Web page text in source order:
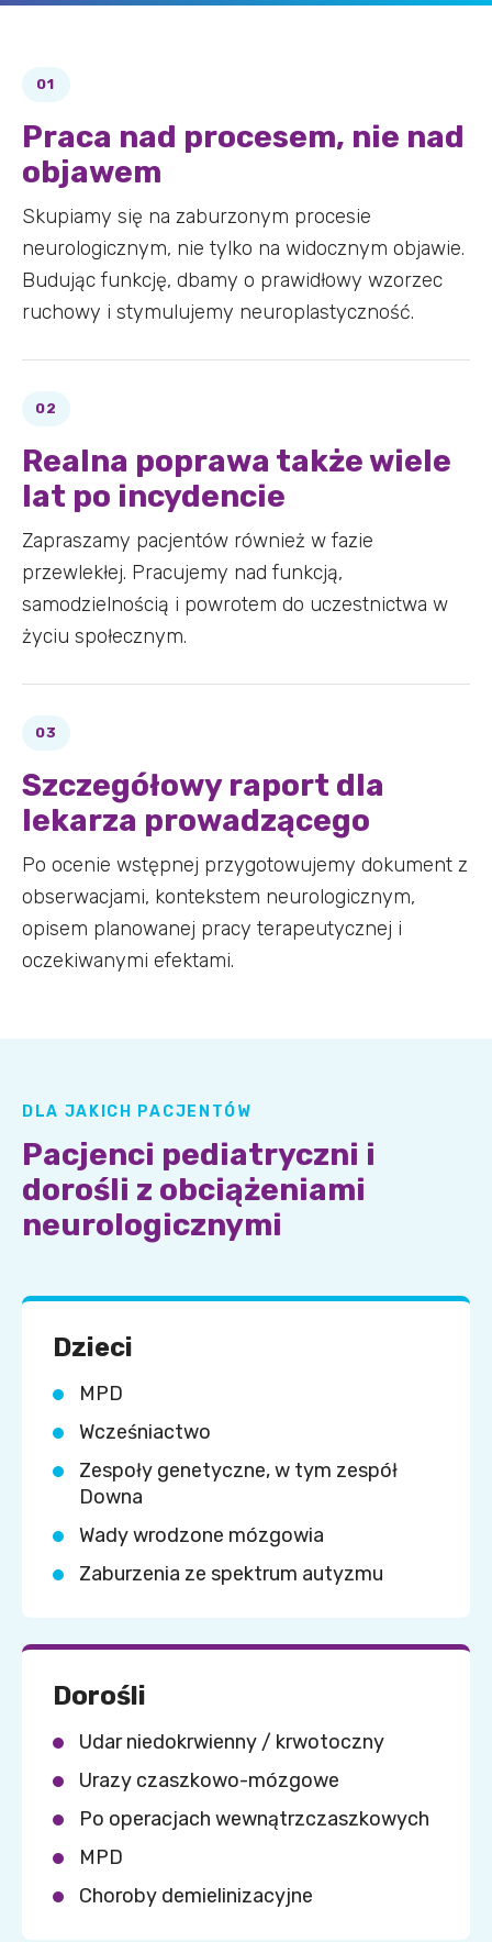
Praca nad procesem, nie nad
objawem
Skupiamy się na zaburzonym procesie
neurologicznym, nie tylko na widocznym objawie.
Budując funkcję, dbamy o prawidłowy wzorzec
ruchowy i stymulujemy neuroplastyczność.
Realna poprawa także wiele
lat po incydencie
Zapraszamy pacjentów również w fazie
przewlekłej. Pracujemy nad funkcją,
samodzielnością i powrotem do uczestnictwa w
życiu społecznym.
Szczegółowy raport dla
lekarza prowadzącego
Po ocenie wstępnej przygotowujemy dokument z
obserwacjami, kontekstem neurologicznym,
opisem planowanej pracy terapeutycznej i
oczekiwanymi efektami.
DLA JAKICH PACJENTÓW
Pacjenci pediatryczni i
dorośli z obciążeniami
neurologicznymi
Dzieci
MPD
Wcześniactwo
Zespoły genetyczne, w tym zespół
Downa
Wady wrodzone mózgowia
Zaburzenia ze spektrum autyzmu
Dorośli
Udar niedokrwienny / krwotoczny
Urazy czaszkowo-mózgowe
Po operacjach wewnątrzczaszkowych
MPD
Choroby demielinizacyjne